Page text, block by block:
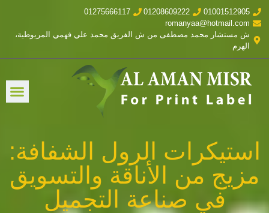
01001512905
01208609222
01275666117
romanyaa@hotmail.com
ش مستشار محمد مصطفى من ش الفريق محمد علي فهمي المريوطية،
الهرم
استيكرات الرول الشفافة:
مزيج من الأناقة والتسويق
في صناعة التجميل